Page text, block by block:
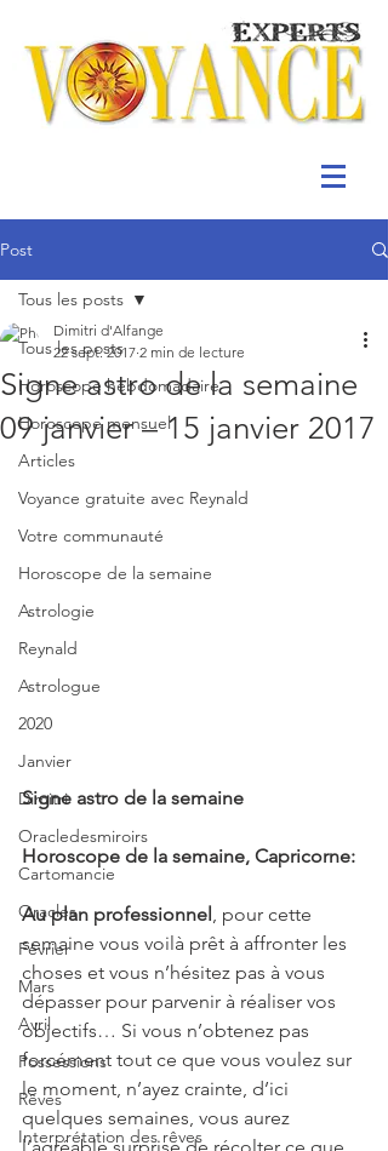
Post
Tous les posts
Horoscope hebdomadaire
Horoscope mensuel
Articles
Voyance gratuite avec Reynald
Votre communauté
Horoscope de la semaine
Astrologie
Reynald
Astrologue
2020
Janvier
Dimitri
Oracledesmiroirs
Cartomancie
Oracles
Février
Mars
Avril
Possessions
Rêves
Interprétation des rêves
Tous les posts
Signe astro de la semaine
09 janvier – 15 janvier 2017
Dimitri d'Alfange
22 sept. 2017 2 min de lecture
Signe astro de la semaine
Horoscope de la semaine, Capricorne:
Au plan professionnel , pour cette
semaine vous voilà prêt à affronter les
choses et vous n’hésitez pas à vous
dépasser pour parvenir à réaliser vos
objectifs… Si vous n’obtenez pas
forcément tout ce que vous voulez sur
le moment, n’ayez crainte, d’ici
quelques semaines, vous aurez